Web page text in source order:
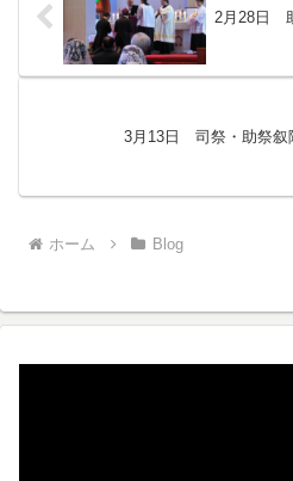
2月28日
3月13日 司祭・助祭叙
ホーム Blog